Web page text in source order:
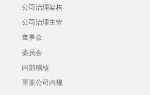
公司治理架构
公司治理主管
董事会
委员会
内部稽核
重要公司内规